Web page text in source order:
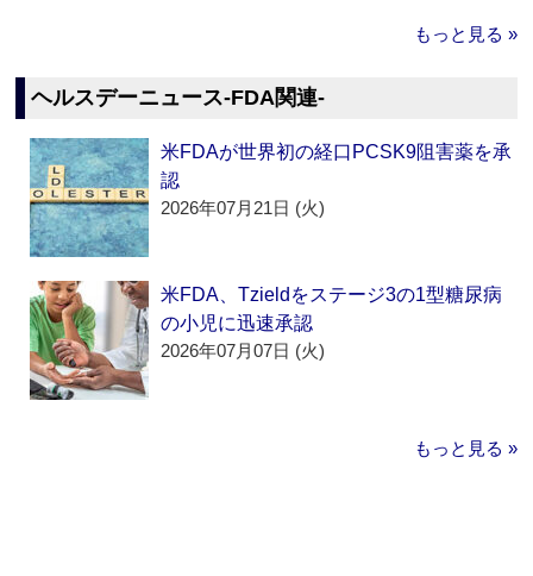
もっと見る »
ヘルスデーニュース‐FDA関連‐
米FDAが世界初の経口PCSK9阻害薬を承
認
2026年07月21日 (火)
米FDA、Tzieldをステージ3の1型糖尿病
の小児に迅速承認
2026年07月07日 (火)
もっと見る »